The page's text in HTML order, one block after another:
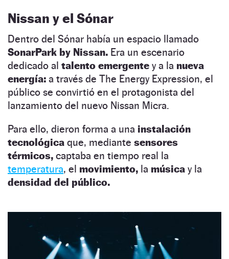
Nissan y el Sónar
Dentro del Sónar había un espacio llamado
SonarPark by Nissan. Era un escenario
dedicado al talento emergente y a la nueva
energía: a través de The Energy Expression, el
público se convirtió en el protagonista del
lanzamiento del nuevo Nissan Micra.
Para ello, dieron forma a una instalación
tecnológica que, mediante sensores
térmicos, captaba en tiempo real la
temperatura, el movimiento, la música y la
densidad del público.